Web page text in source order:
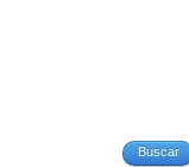
Buscar